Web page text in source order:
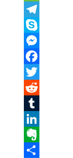
Message
Telegram
Skype
Messenger
Facebook
Twitter
Reddit
Tumblr
LinkedIn
Evernote